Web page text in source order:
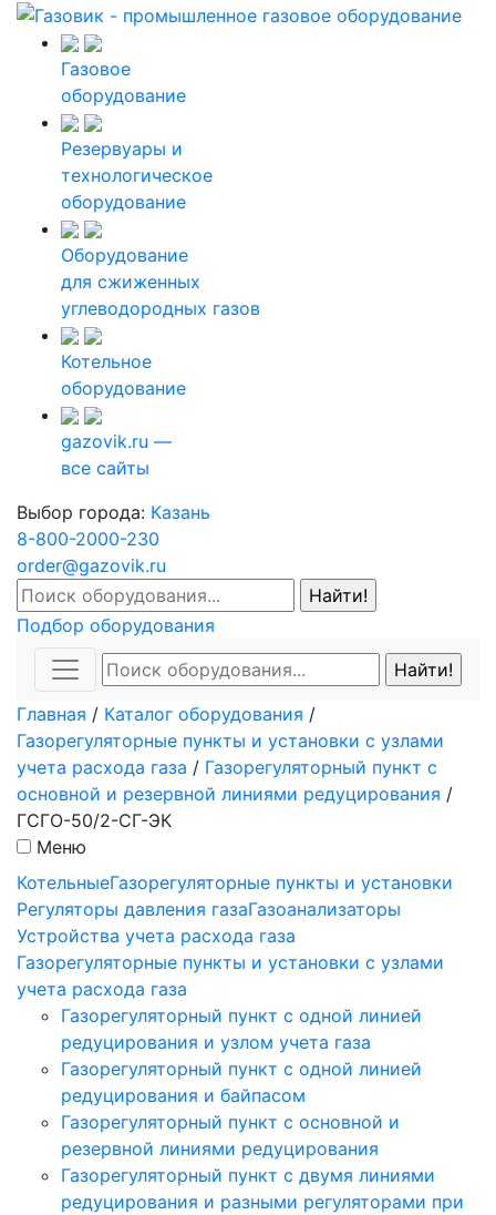
Газовое
оборудование
Резервуары и
технологическое
оборудование
Оборудование
для сжиженных
углеводородных газов
Котельное
оборудование
gazovik.ru —
все сайты
Выбор города: Казань
8-800-2000-230
order@gazovik.ru
Подбор оборудования
Главная / Каталог оборудования /
Газорегуляторные пункты и установки с узлами
учета расхода газа / Газорегуляторный пункт c
основной и резервной линиями редуцирования /
ГСГО-50/2-СГ-ЭК
Меню
КотельныеГазорегуляторные пункты и установки
Регуляторы давления газаГазоанализаторы
Устройства учета расхода газа
Газорегуляторные пункты и установки с узлами
учета расхода газа
Газорегуляторный пункт с одной линией
редуцирования и узлом учета газа
Газорегуляторный пункт с одной линией
редуцирования и байпасом
Газорегуляторный пункт c основной и
резервной линиями редуцирования
Газорегуляторный пункт с двумя линиями
редуцирования и разными регуляторами при